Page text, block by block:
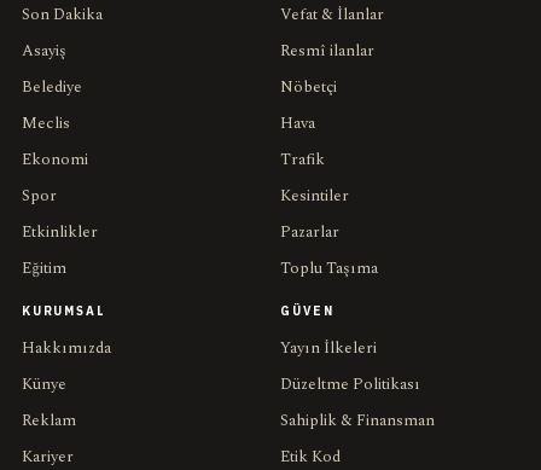
Son Dakika
Asayiş
Belediye
Meclis
Ekonomi
Spor
Etkinlikler
Eğitim
Vefat & İlanlar
Resmî ilanlar
Nöbetçi
Hava
Trafik
Kesintiler
Pazarlar
Toplu Taşıma
KURUMSAL
Hakkımızda
Künye
Reklam
Kariyer
GÜVEN
Yayın İlkeleri
Düzeltme Politikası
Sahiplik & Finansman
Etik Kod